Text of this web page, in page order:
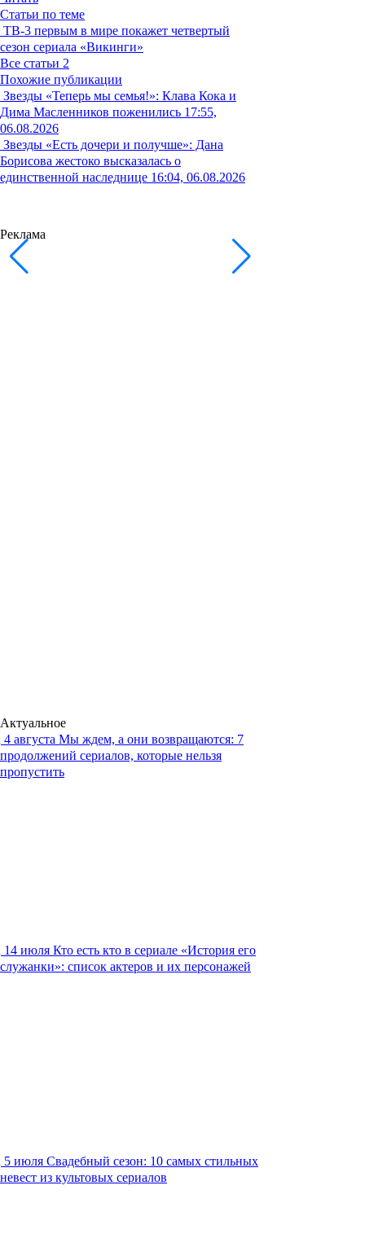
Статьи по теме
ТВ-3 первым в мире покажет четвертый
сезон сериала «Викинги»
Все статьи 2
Похожие публикации
Звезды «Теперь мы семья!»: Клава Кока и
Дима Масленников поженились 17:55,
06.08.2026
Звезды «Есть дочери и получше»: Дана
Борисова жестоко высказалась о
единственной наследнице 16:04, 06.08.2026
Реклама
Актуальное
4 августа Мы ждем, а они возвращаются: 7
продолжений сериалов, которые нельзя
пропустить
14 июля Кто есть кто в сериале «История его
служанки»: список актеров и их персонажей
5 июля Свадебный сезон: 10 самых стильных
невест из культовых сериалов